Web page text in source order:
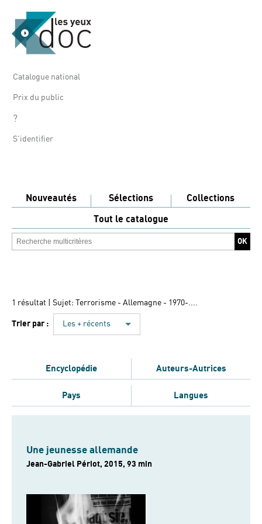
Catalogue national
Prix du public
?
S'identifier
Nouveautés Sélections
Collections
Tout le catalogue
1 résultat | Sujet: Terrorisme - Allemagne - 1970-....
Trier par : Les + récents
Encyclopédie Auteurs-Autrices
Pays Langues
Une jeunesse allemande
Jean-Gabriel Périot, 2015, 93 min